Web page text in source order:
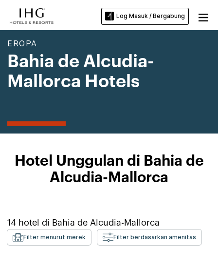
Log Masuk / Bergabung
EROPA
Bahia de Alcudia-
Mallorca Hotels
Hotel Unggulan di Bahia de
Alcudia-Mallorca
14 hotel di Bahia de Alcudia-Mallorca
Filter menurut merek Filter berdasarkan amenitas